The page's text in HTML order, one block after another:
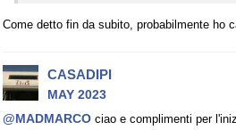
Come detto fin da subito, probabilmente ho
CASADIPI
MAY 2023
@MADMARCO ciao e complimenti per